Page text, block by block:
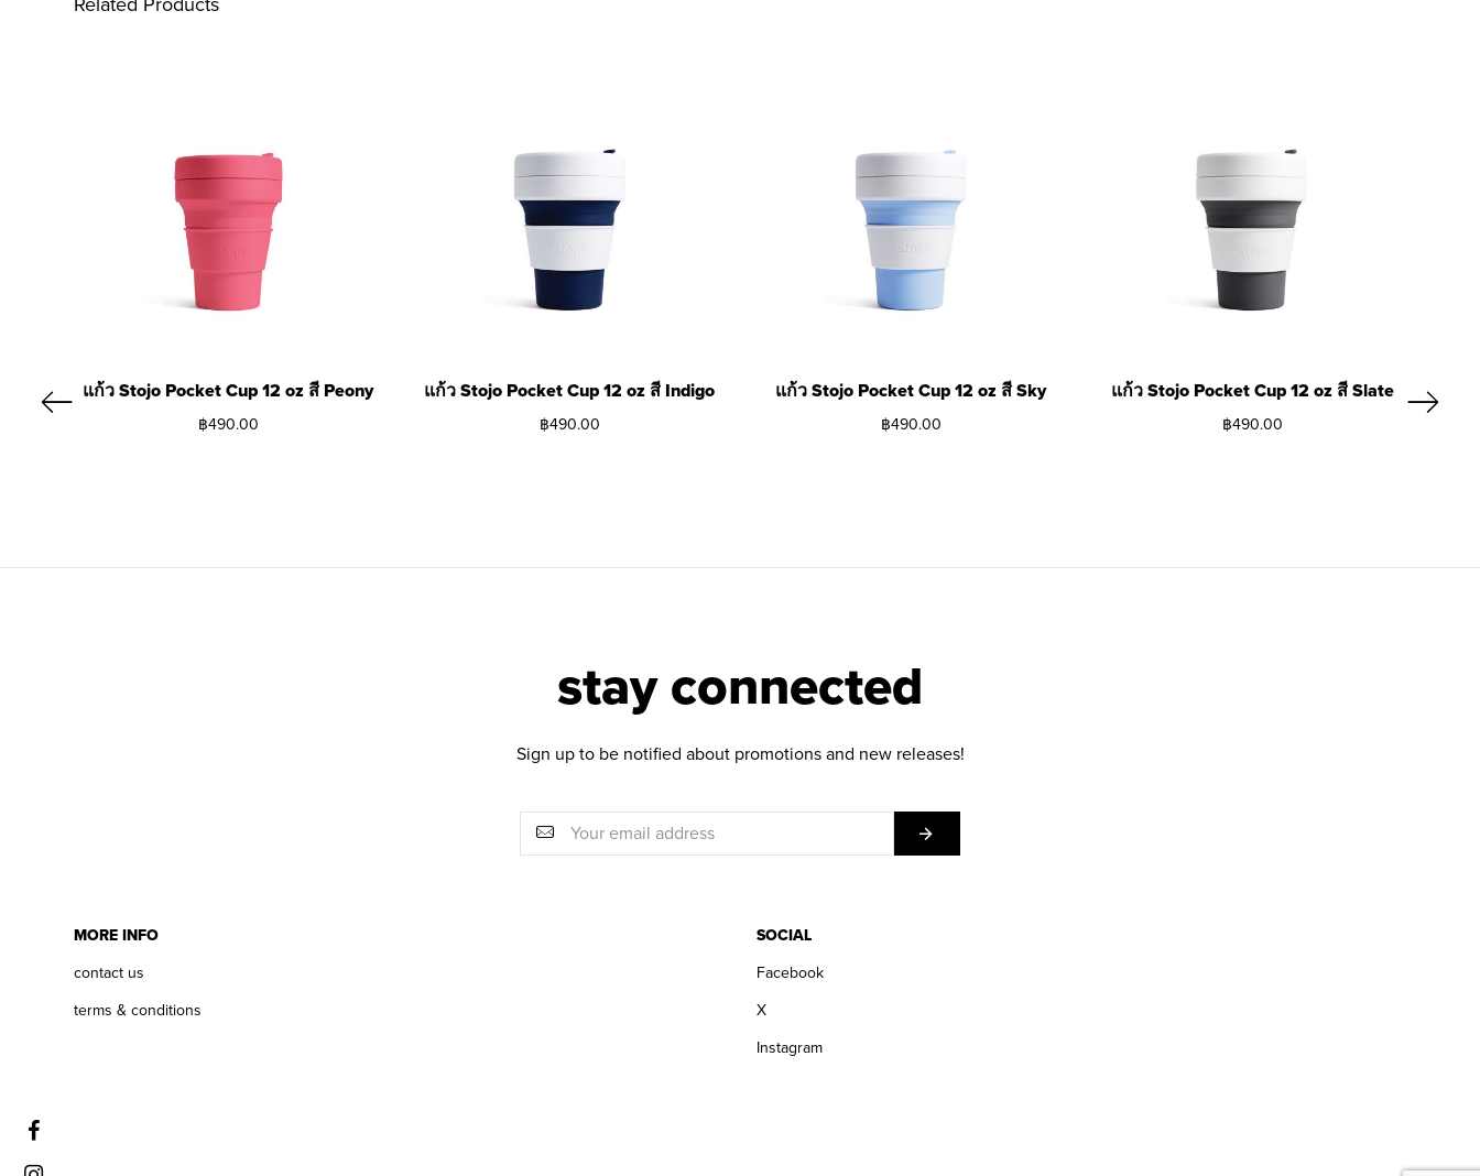
แก้ว Stojo Pocket Cup 12 oz สี Peony
฿490.00
แก้ว Stojo Pocket Cup 12 oz สี Indigo
฿490.00
แก้ว Stojo Pocket Cup 12 oz สี Sky
฿490.00
แก้ว Stojo Pocket Cup 12 oz สี Slate
฿490.00
stay connected
Sign up to be notified about promotions and new releases!
MORE INFO
contact us
terms & conditions
SOCIAL
Facebook
X
Instagram